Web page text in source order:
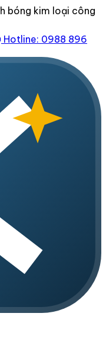
bóng kim loại công
Hotline: 0988 896